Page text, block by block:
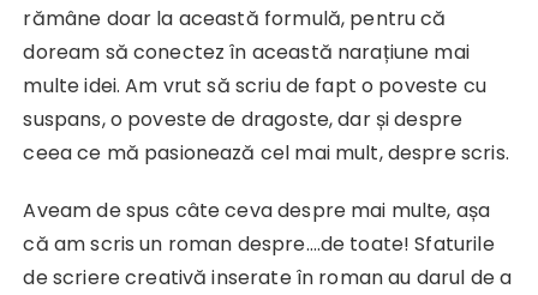
rămâne doar la această formulă, pentru că
doream să conectez în această narațiune mai
multe idei. Am vrut să scriu de fapt o poveste cu
suspans, o poveste de dragoste, dar și despre
ceea ce mă pasionează cel mai mult, despre scris.
Aveam de spus câte ceva despre mai multe, așa
că am scris un roman despre….de toate! Sfaturile
de scriere creativă inserate în roman au darul de a